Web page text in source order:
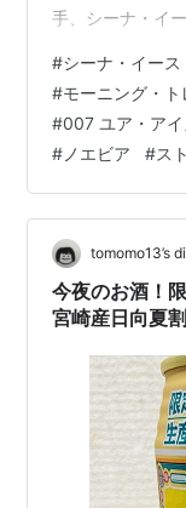
手、シーナ・イ
Take My Time）
#シーナ・イース
#モーニング・ト
#007 ユア・ア
# ノエビア #ス
tomomo13’s
今夜のお酒！
宮崎産日向夏